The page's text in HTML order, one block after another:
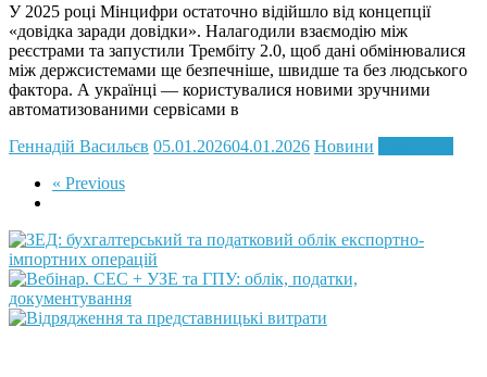
У 2025 році Мінцифри остаточно відійшло від концепції
«довідка заради довідки». Налагодили взаємодію між
реєстрами та запустили Трембіту 2.0, щоб дані обмінювалися
між держсистемами ще безпечніше, швидше та без людського
фактора. А українці — користувалися новими зручними
автоматизованими сервісами в
Геннадій Васильєв 05.01.202604.01.2026 Новини
« Previous